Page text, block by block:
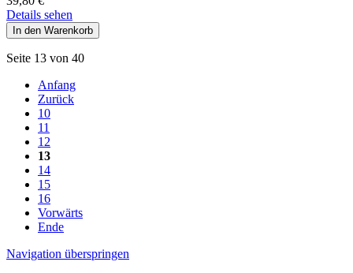
Details sehen
Seite 13 von 40
Anfang
Zurück
10
11
12
13
14
15
16
Vorwärts
Ende
Navigation überspringen